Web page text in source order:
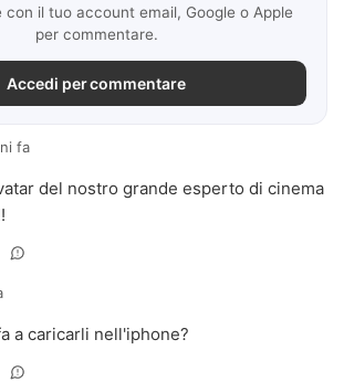
con il tuo account email, Google o Apple
per commentare.
Accedi per commentare
fa
del nostro grande esperto di cinema
a caricarli nell'iphone?